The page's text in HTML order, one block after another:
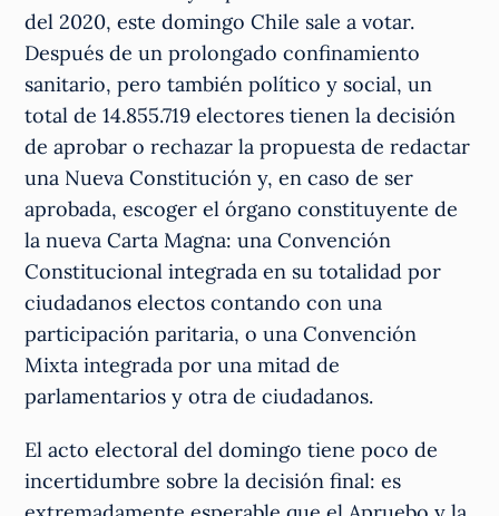
del 2020, este domingo Chile sale a votar.
Después de un prolongado confinamiento
sanitario, pero también político y social, un
total de 14.855.719 electores tienen la decisión
de aprobar o rechazar la propuesta de redactar
una Nueva Constitución y, en caso de ser
aprobada, escoger el órgano constituyente de
la nueva Carta Magna: una Convención
Constitucional integrada en su totalidad por
ciudadanos electos contando con una
participación paritaria, o una Convención
Mixta integrada por una mitad de
parlamentarios y otra de ciudadanos.
El acto electoral del domingo tiene poco de
incertidumbre sobre la decisión final: es